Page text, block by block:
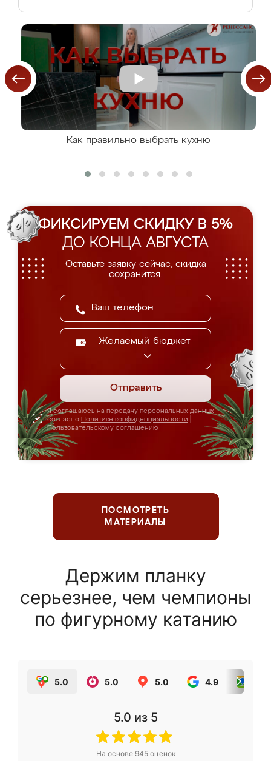
Как правильно выбрать кухню
ФИКСИРУЕМ СКИДКУ В 5%
ДО КОНЦА АВГУСТА
Оставьте заявку сейчас, скидка
сохранится.
Желаемый бюджет
Отправить
Я соглашаюсь на передачу персональных данных
согласно Политике конфиденциальности
Пользовательскому соглашению
ПОСМОТРЕТЬ
МАТЕРИАЛЫ
Держим планку
серьезнее, чем чемпионы
по фигурному катанию
5.0 5.0 5.0 4.9
5.0 из 5
На основе 945оценок